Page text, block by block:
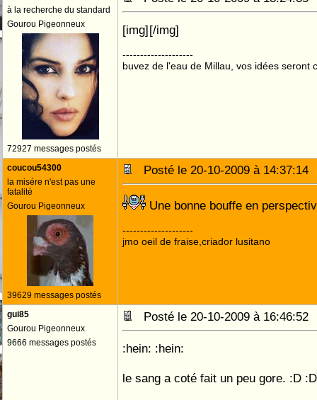
à la recherche du standard
Gourou Pigeonneux
72927 messages postés
[img][/img]
--------------------
buvez de l'eau de Millau, vos idées seront
coucou54300
la misére n'est pas une
fatalité
Gourou Pigeonneux
39629 messages postés
Posté le 20-10-2009 à
Une bonne bouffe en
--------------------
jmo oeil de fraise,criador lusitano
gui85
Gourou Pigeonneux
9666 messages postés
Posté le 20-10-2009 à
:hein: :hein:
le sang a coté fait un peu gore. :D :D